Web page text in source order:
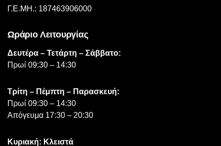
προϊόντος
Γ.Ε.ΜΗ.: 187463906000
Ωράριο Λειτουργίας
Δευτέρα – Τετάρτη – Σάββατο:
Πρωί 09:30 – 14:30
Τρίτη – Πέμπτη – Παρασκευή:
Πρωί 09:30 – 14:30
Απόγευμα 17:30 – 20:30
Κυριακή: Κλειστά